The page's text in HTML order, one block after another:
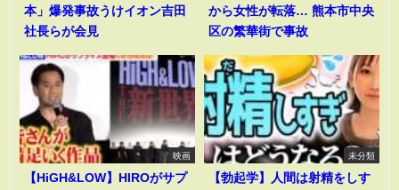
本」爆発事故うけイオン吉田
社長らが会見
から女性が転落… 熊本市中央
区の繁華街で事故
映画
【HiGH&LOW】HIROがサプ
未分類
【勃起学】人間は射精をしす